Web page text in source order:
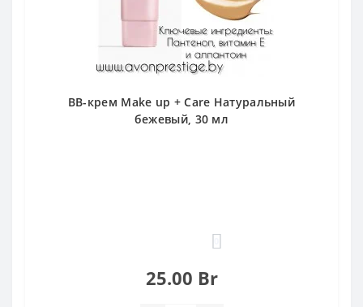
BB-крем Make up + Care Натуральный
бежевый, 30 мл
25.00 Br